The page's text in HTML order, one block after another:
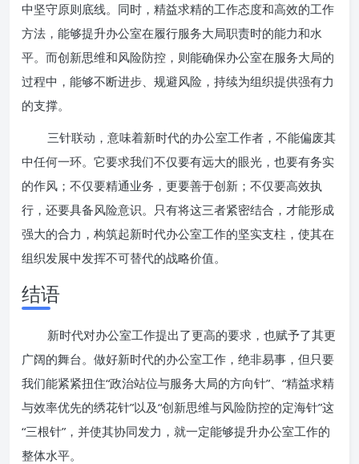
中坚守原则底线。同时，精益求精的工作态度和高效的工作
方法，能够提升办公室在履行服务大局职责时的能力和水
平。而创新思维和风险防控，则能确保办公室在服务大局的
过程中，能够不断进步、规避风险，持续为组织提供强有力
的支撑。
三针联动，意味着新时代的办公室工作者，不能偏废其
中任何一环。它要求我们不仅要有远大的眼光，也要有务实
的作风；不仅要精通业务，更要善于创新；不仅要高效执
行，还要具备风险意识。只有将这三者紧密结合，才能形成
强大的合力，构筑起新时代办公室工作的坚实支柱，使其在
组织发展中发挥不可替代的战略价值。
结语
新时代对办公室工作提出了更高的要求，也赋予了其更
广阔的舞台。做好新时代的办公室工作，绝非易事，但只要
我们能紧紧扭住“政治站位与服务大局的方向针”、“精益求精
与效率优先的绣花针”以及“创新思维与风险防控的定海针”这
“三根针”，并使其协同发力，就一定能够提升办公室工作的
整体水平。